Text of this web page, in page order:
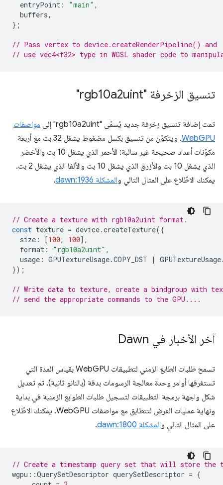
entryPoint : "main" ,
buffers,
};
// Pass vertex to device.createRenderPipeline() and
// use vec4<f32> type in WGSL shader code to
تنسيق الزخرفة "rgb10a2uint"
تمت إضافة تنسيق زخرفة جديد يُسمّى "rgb10a2uint" إلى
مواصفات
WebGPU
. ويتكوّن من تنسيق بكسل مضغوط يشغل 32 بت مع أربعة
مكوّنات أعداد صحيحة غير سالبة: الأحمر الذي يشغل 10 بت والأخضر
الذي يشغل 10 بت والأزرق الذي يشغل 10 بت والألفا الذي يشغل 2 بت.
يمكنك الاطّلاع على المثال التالي والمشكلة dawn:1936 .
// Create a texture with rgb10a2uint format.
const texture = device.createTexture({
size : [100, 100],
format : "rgb10a2uint" ,
usage : GPUTextureUsage.COPY_DST | GPUTextureUsage
});
// Write data to texture, create a bindgroup with
// send the appropriate commands to the GPU....
آخر الأخبار في Dawn
تسمح طلبات الطابع الزمني لتطبيقات WebGPU بقياس المدة التي
تستغرقها أوامر وحدة معالجة الرسومات بدقة (بالنانو ثانية). تم تعديل
شكل واجهة برمجة التطبيقات لتسجيل طلبات الطوابع الزمنية في بداية
ونهاية عمليات العرض لتتطابق مع مواصفات WebGPU. يمكنك الاطّلاع
على المثال التالي والمشكلة dawn:1800 .
// Create a timestamp query set that will store the
wgpu ::QuerySetDescriptor querySetDescriptor = {